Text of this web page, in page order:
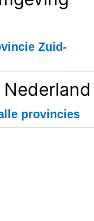
Zuid-
provincies